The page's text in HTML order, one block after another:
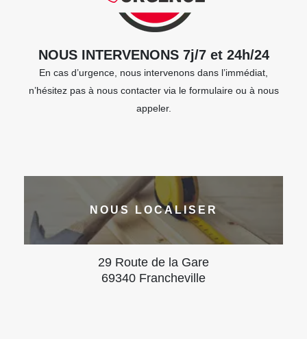
NOUS INTERVENONS 7j/7 et 24h/24
En cas d’urgence, nous intervenons dans l’immédiat,
n’hésitez pas à nous contacter via le formulaire ou à nous
appeler.
NOUS LOCALISER
29 Route de la Gare
69340 Francheville